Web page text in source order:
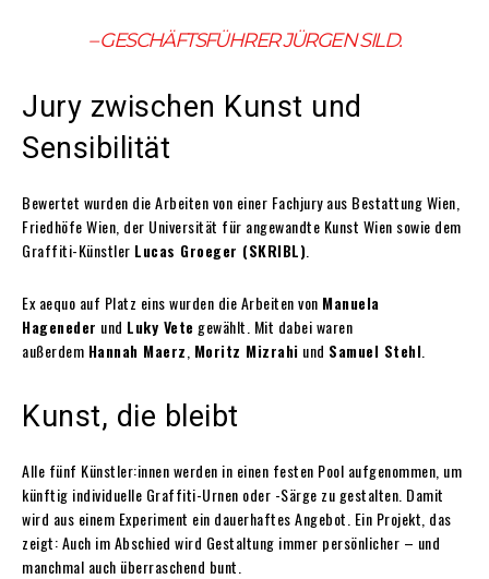
– GESCHÄFTSFÜHRER JÜRGEN SILD.
Jury zwischen Kunst und
Sensibilität
Bewertet wurden die Arbeiten von einer Fachjury aus Bestattung Wien,
Friedhöfe Wien, der Universität für angewandte Kunst Wien sowie dem
Graffiti-Künstler Lucas Groeger (SKRIBL)
Ex aequo auf Platz eins wurden die Arbeiten von Manuela
Hageneder und Luky Vete gewählt. Mit dabei waren
außerdem Hannah Maerz Moritz Mizrahi und Samuel Stehl
Kunst, die bleibt
Alle fünf Künstler:innen werden in einen festen Pool aufgenommen, um
künftig individuelle Graffiti-Urnen oder -Särge zu gestalten. Damit
wird aus einem Experiment ein dauerhaftes Angebot. Ein Projekt, das
zeigt: Auch im Abschied wird Gestaltung immer persönlicher – und
manchmal auch überraschend bunt.